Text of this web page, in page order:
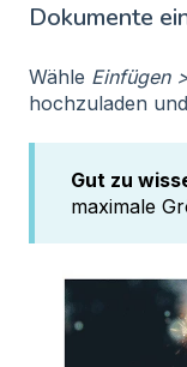
Dokumente
Wähle Einfügen
hochzuladen
Gut zu
maximale